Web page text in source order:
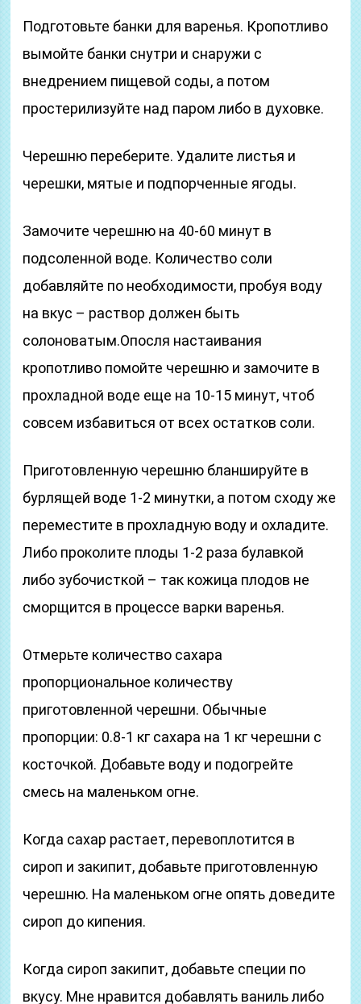
Подготовьте банки для варенья. Кропотливо
вымойте банки снутри и снаружи с
внедрением пищевой соды, а потом
простерилизуйте над паром либо в духовке.
Черешню переберите. Удалите листья и
черешки, мятые и подпорченные ягоды.
Замочите черешню на 40-60 минут в
подсоленной воде. Количество соли
добавляйте по необходимости, пробуя воду
на вкус – раствор должен быть
солоноватым.Опосля настаивания
кропотливо помойте черешню и замочите в
прохладной воде еще на 10-15 минут, чтоб
совсем избавиться от всех остатков соли.
Приготовленную черешню бланшируйте в
бурлящей воде 1-2 минутки, а потом сходу же
переместите в прохладную воду и охладите.
Либо проколите плоды 1-2 раза булавкой
либо зубочисткой – так кожица плодов не
сморщится в процессе варки варенья.
Отмерьте количество сахара
пропорциональное количеству
приготовленной черешни. Обычные
пропорции: 0.8-1 кг сахара на 1 кг черешни с
косточкой. Добавьте воду и подогрейте
смесь на маленьком огне.
Когда сахар растает, перевоплотится в
сироп и закипит, добавьте приготовленную
черешню. На маленьком огне опять доведите
сироп до кипения.
Когда сироп закипит, добавьте специи по
вкусу. Мне нравится добавлять ваниль либо